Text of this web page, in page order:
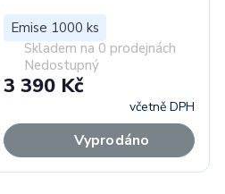
Emise 1000 ks
Skladem na 0 prodejnách
Nedostupný
3 390 Kč
včetně DPH
Vyprodáno